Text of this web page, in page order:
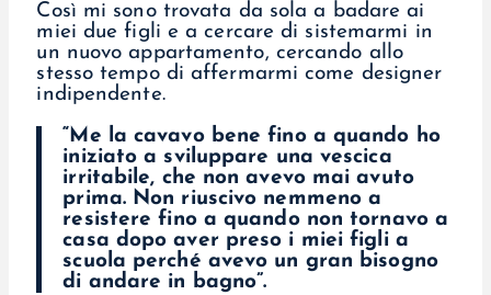
Così mi sono trovata da sola a badare ai
miei due figli e a cercare di sistemarmi in
un nuovo appartamento, cercando allo
stesso tempo di affermarmi come designer
indipendente.
“Me la cavavo bene fino a quando ho
iniziato a sviluppare una vescica
irritabile, che non avevo mai avuto
prima. Non riuscivo nemmeno a
resistere fino a quando non tornavo a
casa dopo aver preso i miei figli a
scuola perché avevo un gran bisogno
di andare in bagno”.